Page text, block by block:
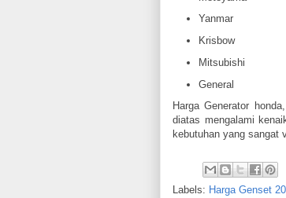
Yanmar
Krisbow
Mitsubishi
General
Harga Generator
diatas mengalami
kebutuhan yang sangat
Labels: Harga Genset